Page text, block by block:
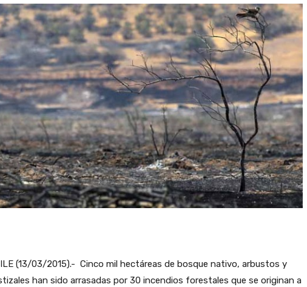
(13/03/2015).- Cinco mil hectáreas de bosque nativo, arbustos y
han sido arrasadas por 30 incendios forestales que se originan a